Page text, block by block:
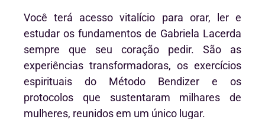
Você terá acesso vitalício para orar, ler e
estudar os fundamentos de Gabriela Lacerda
sempre que seu coração pedir. São as
experiências transformadoras, os exercícios
espirituais do Método Bendizer e os
protocolos que sustentaram milhares de
mulheres, reunidos em um único lugar.